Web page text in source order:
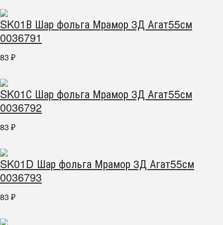
SK01В Шар фольга Мрамор 3Д Агат55см
0036791
83 ₽
SK01С Шар фольга Мрамор 3Д Агат55см
0036792
83 ₽
SK01D Шар фольга Мрамор 3Д Агат55см
0036793
83 ₽